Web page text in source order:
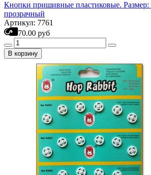
Кнопки пришивные пластиковые.
прозрачный
Артикул: 7761
70.00 руб
В корзину